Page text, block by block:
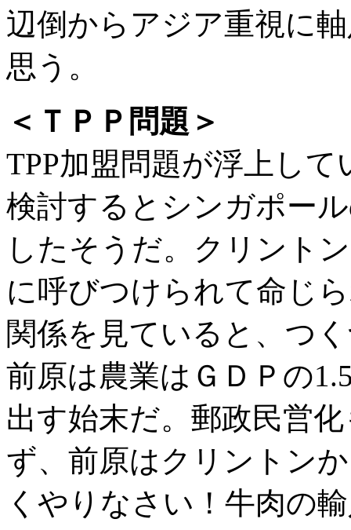
辺倒からアジア重視に
思う。
＜ＴＰＰ問題＞
TPP加盟問題が浮上し
検討するとシンガポー
したそうだ。クリント
に呼びつけられて命じ
関係を見ていると、つ
前原は農業はＧＤＰの
出す始末だ。郵政民営
ず、前原はクリントン
くやりなさい！牛肉の